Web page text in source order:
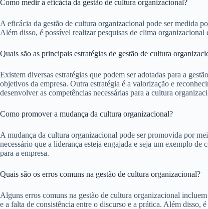
Como medir a eficácia da gestão de cultura organizacional?
A eficácia da gestão de cultura organizacional pode ser medida
Além disso, é possível realizar pesquisas de clima
Quais são as principais estratégias de gestão de cultura
Existem diversas estratégias que podem ser adotadas para a
objetivos da empresa. Outra estratégia é a valorização e
desenvolver as competências necessárias para a cultura
Como promover a mudança da cultura organizacional?
A mudança da cultura organizacional pode ser promovida por
necessário que a liderança esteja engajada e seja um exemplo
para a empresa.
Quais são os erros comuns na gestão de cultura organizacional?
Alguns erros comuns na gestão de cultura organizacional
e a falta de consistência entre o discurso e a prática. Além